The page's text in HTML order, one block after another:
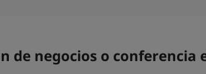
de negocios o conferencia